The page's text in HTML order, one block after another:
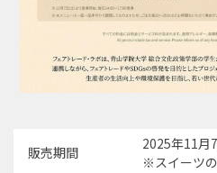
販売期間
2025年11月
※スイーツ